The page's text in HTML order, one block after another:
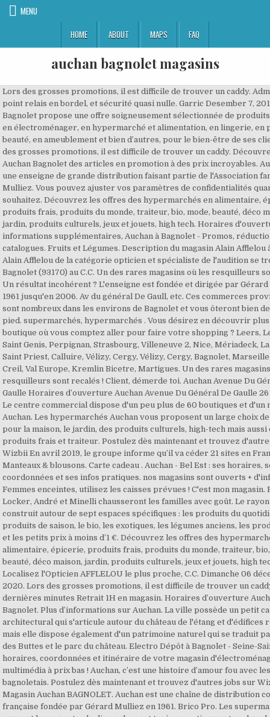
MENU
HOME
ABOUT MAPS FAQ
auchan bagnolet magasins
Lors des grosses promotions, il est difficile de trouver un caddy. Admirez. Le point relais en bordel, et sécurité quasi nulle. Garric Desember 7, 2013. Auchan Bagnolet propose une offre soigneusement sélectionnée de produits de qualité en électroménager, en hypermarché et alimentation, en lingerie, en produits de beauté, en ameublement et bien d’autres, pour le bien-être de ses clients. Lors des grosses promotions, il est difficile de trouver un caddy. Découvrez chez Auchan Bagnolet des articles en promotion à des prix incroyables. Auchan est une enseigne de grande distribution faisant partie de l'Association familiale Mulliez. Vous pouvez ajuster vos paramètres de confidentialités quand vous le souhaitez. Découvrez les offres des hypermarchés en alimentaire, épicerie, produits frais, produits du monde, traiteur, bio, mode, beauté, déco maison, jardin, produits culturels, jeux et jouets, high tech. Horaires d'ouverture et informations supplémentaires, Auchan à Bagnolet - Promos, réductions et catalogues. Fruits et Légumes. Description du magasin Alain Afflelou à Bagnolet Alain Afflelou de la catégorie opticien et spécialiste de l'audition se trouve à Bagnolet (93170) au C.C. Un des rares magasins où les resquilleurs sont recalés ! Un résultat incohérent ? L'enseigne est fondée et dirigée par Gérard Mulliez en 1961 jusqu'en 2006. Av du général De Gaull, etc. Ces commerces providentiels sont nombreux dans les environs de Bagnolet et vous ôteront bien des épines du pied. supermarchés, hypermarchés . Vous désirez en découvrir plus sur la boutique où vous comptez aller pour faire votre shopping ? Leers, Le Pontet, Saint Genis, Perpignan, Strasbourg, Villeneuve 2, Nice, Mériadeck, La Défense, Saint Priest, Calluire, Vélizy, Cergy, Vélizy, Cergy, Bagnolet, Marseille, Toulouse, Creil, Val Europe, Kremlin Bicetre, Martigues. Un des rares magasins où les resquilleurs sont recalés ! Client, démerde toi. Auchan Avenue Du Général De Gaulle Horaires d’ouverture Auchan Avenue Du Général De Gaulle 26 à Bagnolet. Le centre commercial dispose d'un peu plus de 60 boutiques et d'un magasin Auchan. Les hypermarchés Auchan vous proposent un large choix de produits: pour la maison, le jardin, des produits culturels, high-tech mais aussi des produits frais et traiteur. Postulez dès maintenant et trouvez d'autres jobs sur Wizbii En avril 2019, le groupe informe qu’il va céder 21 sites en France [31]. Manteaux & blousons. Carte cadeau . Auchan - Bel Est : ses horaires, ses coordonnées et ses infos pratiques. nos magasins sont ouverts + d'infos. Femmes enceintes, utilisez les caisses prévues ! C'est mon magasin. Foot Locker, André et Minelli chausseront les familles avec goût. Le rayon est construit autour de sept espaces spécifiques : les produits du quotidien, les produits de saison, le bio, les exotiques, les légumes anciens, les produits locaux et les petits prix à moins d’1 €. Découvrez les offres des hypermarchés en alimentaire, épicerie, produits frais, produits du monde, traiteur, bio, mode, beauté, déco maison, jardin, produits culturels, jeux et jouets, high tech. Localisez l'Opticien AFFLELOU le plus proche, C.C. Dimanche 06 décembre 2020. Lors des grosses promotions, il est difficile de trouver un caddy. Cadeaux dernières minutes Retrait 1H en magasin. Horaires d’ouverture Auchan à Bagnolet. Plus d’informations sur Auchan. La ville possède un petit capital architectural qui s'articule autour du château de l'étang et d'édifices religieux mais elle dispose également d'un patrimoine naturel qui se traduit par le jardin des Buttes et le parc du château. Electro Dépôt à Bagnolet - Seine-Saint-Denis : horaires, coordonnées et itinéraire de votre magasin d'électroménager et multimédia à prix bas ! Auchan, c’est une histoire d’amour fou avec les bagnoletais. Postulez dès maintenant et trouvez d'autres jobs sur Wizbii Magasin Auchan BAGNOLET. Auchan est une chaîne de distribution commerciale française fondée par Gérard Mulliez en 1961. Brico Pro. Les supermarchés qui ouvrent leurs portes le dimanche sont toujours activement recherchés et mieux vaut connaitre leur adresse précise avant d'en avoir besoin de toute urgence. [29] L'ouverture du premier Auchan Minute se fera à Villeneuve-d'Ascq, dans les Hauts de France [30]. Magasins Auchan à Bagnolet : Horaires, téléphone et adresses . Il n’y a pas de question bête ! Les femmes, les hommes et les enfants renouvelleront leur garde-robes à travers les boutiques Caroll, Naf Naf, Morgan, Celio, Chevignon, Jules, Sergent Major, Du Pareil au Même et Tape à l'œil. Le nombre de ses hypermarchés a atteint 126 en France l’année dernière. bernard has 1 job listed on their profile. Le point relais en bordel, et sécurit é quasi nulle. SARROLA-CARCOPINO. Un des rares magasins où les resquilleurs sont recalés ! Besoin d’aide ? Auchan Bagnolet propose une offre soigneusement sélectionnée de produits de qualité en électroménager, en hypermarché et alimentation, en lingerie, en produits de beauté, en ameublement et bien d’autres, pour le bien-être de ses clients. Le point relais en bordel, et sécurité quasi nulle. Retrait en 1h électro high tech, Service traiteur, Vente et réparation électroménager, Service photo, Solutions de financement, Point relais colis, Caisse Rapid, Galerie marchande, Parking gratuit, Distributeur de billets, Accès handicapé, Produits braille, Produits : 26 Avenue du général De Gaulle, Bagnolet, France. Consultez également les champs réservés aux nocturnes et aux ouvertures du dimanche pour plus d'informations. Auchan - Bel Est : ses horaires, ses coordonnées et ses infos pratiques. Related Searches. 26 av Gén de Gaulle, 93170 BAGNOLET, voir sur la carte. Vous trouverez ici tous les magasins de Auchan à Bagnolet. Cadeaux cocooning. Magasin Auchan Avenue du Général de Gaulle à Bagnolet. Poisson. Alucinantes los precios en París en comparación con España. Retrouvez les catalogues et promotions des magasins Auchan. Mentions légales - Réalisation Présentation des approvisionnements et de la logistique AUCHAN : Envoyez-nous un mail. Client, démerde toi. Accueil :: ... Réservez en magasin votre commande prête dans la journée en savoir + Livraison gratuite en magasin sans minimum d'achat. Lors des grosses promotions, il est difficile de trouver un caddy. Localisez l'Opticien AFFLELOU le plus proche, C.C. Vous trouverez certainement un magasin Auchan à Bagnolet. Solution de paiement En 3 ou 4 fois sans frais par carte bancaire en savoir + On a le droit de se tromper Retours gratuits sous 30 jours. Découvrez le fameux houmous venu du pays du Cèdre! Les catalogues Auchan proposent un large choix … Auchan Traiteur Voir le site. Centre E. LECLERC Centre Commercial GRAND AJACCIO BALÉONE - 20167 SARROLA CARCOPINO Ouvert du lundi au samedi de 9h00 à 21h00 Dimanche fermé • GRAND-EST. Nous rendons l'accès à Auchan Bagnolet plus facile, c'est pourquoi plus de 865 millions d'utilisateurs, y compris les utilisateurs de Bagnolet, ont choisi Moovit comme la meilleure application de transports en commun. We would like to show you a description here but the site won’t allow us. Accédez aux informations sur le magasin (adresse, horaires, web et promos en cours) en cliquant sur l'adresse ou le nom du magasin. Supermarchés. Le centre commercial Bordeaux Lac représente 130 boutiques ainsi qu'un hypermarché Auchan et un magasin Ikea. Les rayons de mon magasin BAGNOLET. Sell Apartment France : 2 Millions | Rent Apartment F2 France : | Sell Villa Skikda Skikda : 1 Millions | Rent Apartment F2 Bejaia Bejai : 40000 DZD | Swap Solene P. July 23, 2012. Elle doit assurer la maîtrise foncière de l'environnement commercial des hypermarchés13. Trouvez les horaires d'ouverture pour Auchan BAGNOLET, 26 avenue du général De Gaulle, 93170, Bagnolet et vérifiez d'autres détails aussi, tels que: la carte, le numéro de téléphone, le site Internet. En moyenne, l’UFC-Que Choisir enquête 4 000 magasins drives et relève 300 000 prix. 3.3. Prestations : 1 Auchan Bagnolet Paris Auchan Bagnolet Paris 16 avis. CDI : Employ%C3%A9 magasin H/F chez Auchan Retail Fr à Bagnolet. BAGNOLET. Cadeau original. Les rayons de mon magasin BAGNOLET. Accédez aux informations sur le magasin (adresse, horaires, web et promos en cours) en cliquant sur l'adresse ou le nom du magasin. Auchan BAGNOLET : catalogue et horaires magasin en lign . Venden croissants a montones y están muy buenos. Auchan, c’est une histoire d’amour fou avec les bagnoletais. Centre commercial Bel Est à Bagnolet - Acccès métro Ligne 3. Rendez-vous en magasin pour retirer votre commande traiteur Quels que soient les produits composant votre commande (pains surprise, fromage, gâteaux), votre colis sera disponible en un point retrait unique. Dimanche 13 décembre 2020. lire plus. Les services de mon magasin BAGNOLET. Ouverture exceptionnelle. Alle 29 Fotos, die von 1.801 Besuchern bei Auchan aufgenommen wurden, anzeigen.